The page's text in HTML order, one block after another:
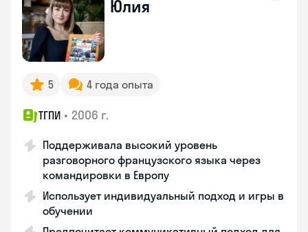
Юлия
5 4 года опыта
ТГПИ • 2006 г.
Поддерживала высокий уровень
разговорного французского языка через
командировки в Европу
Использует индивидуальный подход и игры в
обучении